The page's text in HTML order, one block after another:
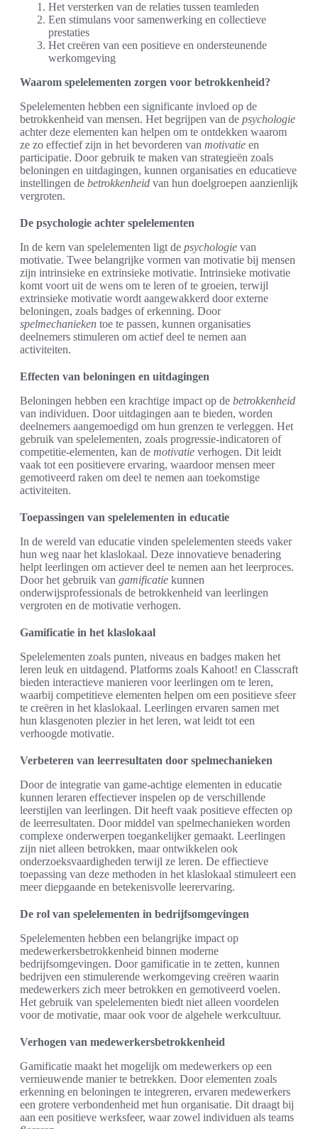
Het versterken van de relaties tussen teamleden
Een stimulans voor samenwerking en collectieve
prestaties
Het creëren van een positieve en ondersteunende
werkomgeving
Waarom spelelementen zorgen voor betrokkenheid?
Spelelementen hebben een significante invloed op de
betrokkenheid van mensen. Het begrijpen van de psychologie
achter deze elementen kan helpen om te ontdekken waarom
ze zo effectief zijn in het bevorderen van motivatie en
participatie. Door gebruik te maken van strategieën zoals
beloningen en uitdagingen, kunnen organisaties en educatieve
instellingen de betrokkenheid van hun doelgroepen aanzienlijk
vergroten.
De psychologie achter spelelementen
In de kern van spelelementen ligt de psychologie van
motivatie. Twee belangrijke vormen van motivatie bij mensen
zijn intrinsieke en extrinsieke motivatie. Intrinsieke motivatie
komt voort uit de wens om te leren of te groeien, terwijl
extrinsieke motivatie wordt aangewakkerd door externe
beloningen, zoals badges of erkenning. Door
spelmechanieken toe te passen, kunnen organisaties
deelnemers stimuleren om actief deel te nemen aan
activiteiten.
Effecten van beloningen en uitdagingen
Beloningen hebben een krachtige impact op de betrokkenheid
van individuen. Door uitdagingen aan te bieden, worden
deelnemers aangemoedigd om hun grenzen te verleggen. Het
gebruik van spelelementen, zoals progressie-indicatoren of
competitie-elementen, kan de motivatie verhogen. Dit leidt
vaak tot een positievere ervaring, waardoor mensen meer
gemotiveerd raken om deel te nemen aan toekomstige
activiteiten.
Toepassingen van spelelementen in educatie
In de wereld van educatie vinden spelelementen steeds vaker
hun weg naar het klaslokaal. Deze innovatieve benadering
helpt leerlingen om actiever deel te nemen aan het leerproces.
Door het gebruik van gamificatie kunnen
onderwijsprofessionals de betrokkenheid van leerlingen
vergroten en de motivatie verhogen.
Gamificatie in het klaslokaal
Spelelementen zoals punten, niveaus en badges maken het
leren leuk en uitdagend. Platforms zoals Kahoot! en Classcraft
bieden interactieve manieren voor leerlingen om te leren,
waarbij competitieve elementen helpen om een positieve sfeer
te creëren in het klaslokaal. Leerlingen ervaren samen met
hun klasgenoten plezier in het leren, wat leidt tot een
verhoogde motivatie.
Verbeteren van leerresultaten door spelmechanieken
Door de integratie van game-achtige elementen in educatie
kunnen leraren effectiever inspelen op de verschillende
leerstijlen van leerlingen. Dit heeft vaak positieve effecten op
de leerresultaten. Door middel van spelmechanieken worden
complexe onderwerpen toegankelijker gemaakt. Leerlingen
zijn niet alleen betrokken, maar ontwikkelen ook
onderzoeksvaardigheden terwijl ze leren. De effiectieve
toepassing van deze methoden in het klaslokaal stimuleert een
meer diepgaande en betekenisvolle leerervaring.
De rol van spelelementen in bedrijfsomgevingen
Spelelementen hebben een belangrijke impact op
medewerkersbetrokkenheid binnen moderne
bedrijfsomgevingen. Door gamificatie in te zetten, kunnen
bedrijven een stimulerende werkomgeving creëren waarin
medewerkers zich meer betrokken en gemotiveerd voelen.
Het gebruik van spelelementen biedt niet alleen voordelen
voor de motivatie, maar ook voor de algehele werkcultuur.
Verhogen van medewerkersbetrokkenheid
Gamificatie maakt het mogelijk om medewerkers op een
vernieuwende manier te betrekken. Door elementen zoals
erkenning en beloningen te integreren, ervaren medewerkers
een grotere verbondenheid met hun organisatie. Dit draagt bij
aan een positieve werksfeer, waar zowel individuen als teams